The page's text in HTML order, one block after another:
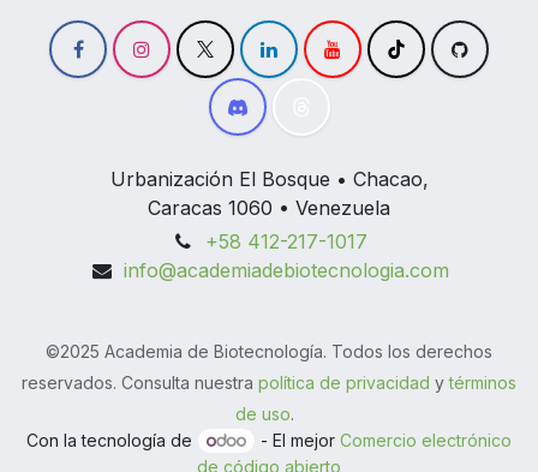
Urbanización El Bosque • Chacao,
Caracas 1060 • Venezuela
+58 412-217-1017
info@academiadebiotecnologia.com
©2025 Academia de Biotecnología. Todos los derechos
reservados. Consulta nuestra política de privacidad ytérminos
de uso.
Con la tecnología de
- El mejor Comercio electrónico
de código abierto